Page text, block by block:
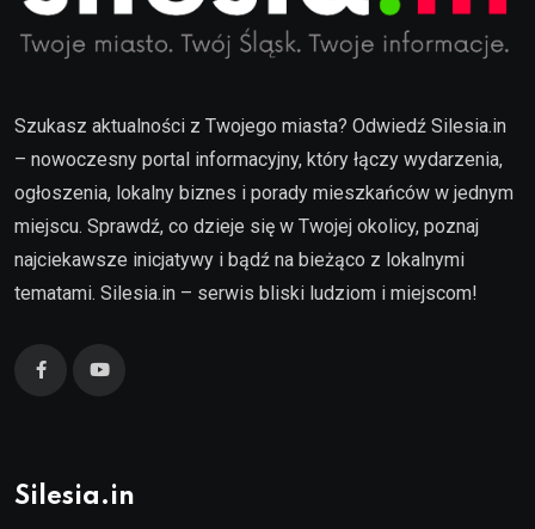
Szukasz aktualności z Twojego miasta? Odwiedź Silesia.in
– nowoczesny portal informacyjny, który łączy wydarzenia,
ogłoszenia, lokalny biznes i porady mieszkańców w jednym
miejscu. Sprawdź, co dzieje się w Twojej okolicy, poznaj
najciekawsze inicjatywy i bądź na bieżąco z lokalnymi
tematami. Silesia.in – serwis bliski ludziom i miejscom!
Silesia.in